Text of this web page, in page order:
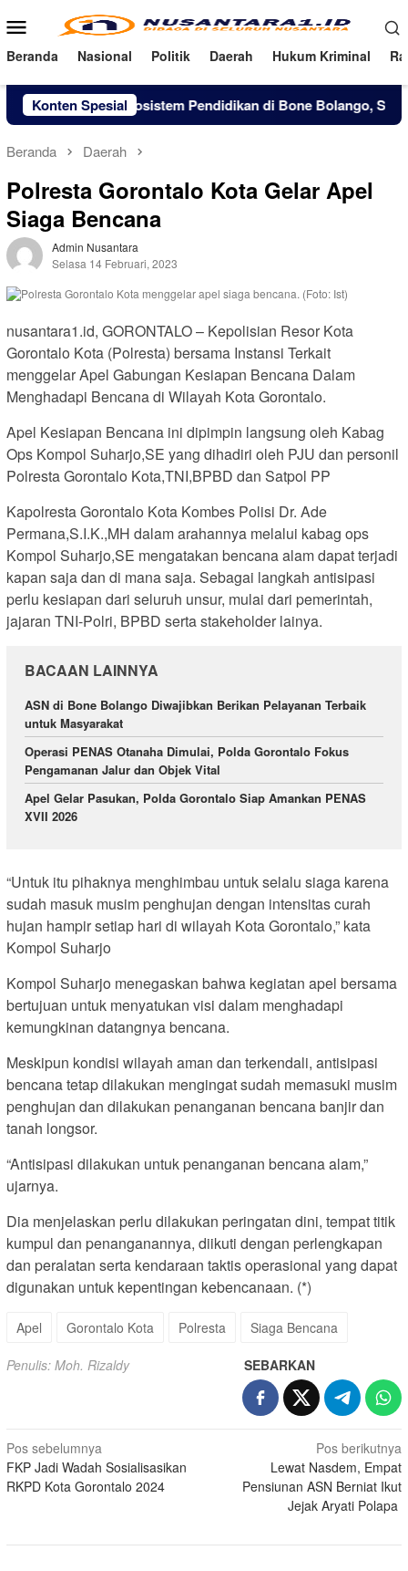
ke
konten
Menu
Mobile
Beranda Nasional Politik Daerah Hukum Kriminal
Konten Spesial
Perkuat Ekosistem Pendidikan di Bone Bolango,
Beranda Daerah
Polresta Gorontalo Kota Gelar Apel
Siaga Bencana
Admin Nusantara
Selasa 14 Februari, 2023
nusantara1.id, GORONTALO – Kepolisian Resor Kota
Gorontalo Kota (Polresta) bersama Instansi Terkait
menggelar Apel Gabungan Kesiapan Bencana Dalam
Menghadapi Bencana di Wilayah Kota Gorontalo.
Apel Kesiapan Bencana ini dipimpin langsung oleh Kabag
Ops Kompol Suharjo,SE yang dihadiri oleh PJU dan personil
Polresta Gorontalo Kota,TNI,BPBD dan Satpol PP
Kapolresta Gorontalo Kota Kombes Polisi Dr. Ade
Permana,S.I.K.,MH dalam arahannya melalui kabag ops
Kompol Suharjo,SE mengatakan bencana alam dapat terjadi
kapan saja dan di mana saja. Sebagai langkah antisipasi
perlu kesiapan dari seluruh unsur, mulai dari pemerintah,
jajaran TNI-Polri, BPBD serta stakeholder lainya.
BACAAN LAINNYA
ASN di Bone Bolango Diwajibkan Berikan Pelayanan Terbaik
untuk Masyarakat
Operasi PENAS Otanaha Dimulai, Polda Gorontalo Fokus
Pengamanan Jalur dan Objek Vital
Apel Gelar Pasukan, Polda Gorontalo Siap Amankan PENAS
XVII 2026
“Untuk itu pihaknya menghimbau untuk selalu siaga karena
sudah masuk musim penghujan dengan intensitas curah
hujan hampir setiap hari di wilayah Kota Gorontalo,” kata
Kompol Suharjo
Kompol Suharjo menegaskan bahwa kegiatan apel bersama
bertujuan untuk menyatukan visi dalam menghadapi
kemungkinan datangnya bencana.
Meskipun kondisi wilayah aman dan terkendali, antisipasi
bencana tetap dilakukan mengingat sudah memasuki musim
penghujan dan dilakukan penanganan bencana banjir dan
tanah longsor.
“Antisipasi dilakukan untuk penanganan bencana alam,”
ujarnya.
Dia menjelaskan perlu dilakukan peringatan dini, tempat titik
kumpul dan penanganannya, diikuti dengan perlengkapan
dan peralatan serta kendaraan taktis operasional yang dapat
digunakan untuk kepentingan kebencanaan. (*)
Apel Gorontalo Kota Polresta Siaga Bencana
Penulis: Moh. Rizaldy SEBARKAN
Navigasi
pos
Pos sebelumnya
FKP Jadi Wadah Sosialisasikan
RKPD Kota Gorontalo 2024
Pos berikutnya
Lewat Nasdem, Empat
Pensiunan ASN Berniat Ikut
Jejak Aryati Polapa